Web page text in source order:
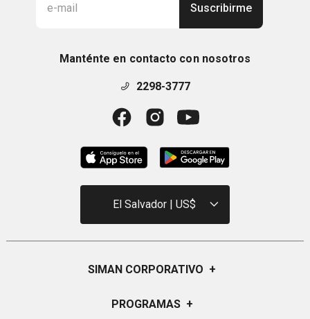
Suscribirme
Manténte en contacto con nosotros
2298-3777
El Salvador | US$
SIMAN CORPORATIVO +
Quiénes Somos
PROGRAMAS +